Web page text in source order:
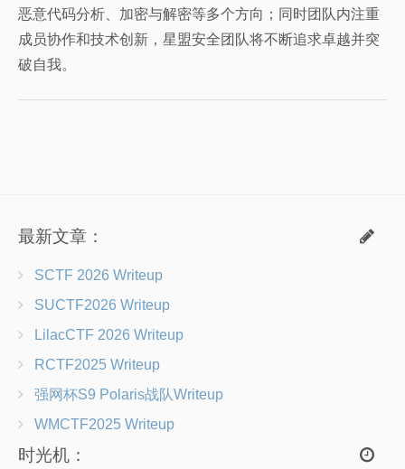
IOT z1r0
具备出色技术背景和深厚网络安全意识的专业人才；团队
成员协作和技术创新，星盟安全团队将不断追求卓越并突
破自我。